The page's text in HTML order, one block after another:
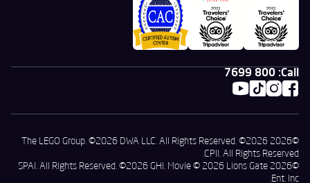
Call:
800 7699
©2026 The LEGO Group. ©2026 DWA LLC. All Rights Reserved. ©2026
CPII. All Rights Reserved.
©2026 SPAI. All Rights Reserved. ©2026 GHI. Movie © 2026 Lions Gate
Ent. Inc.